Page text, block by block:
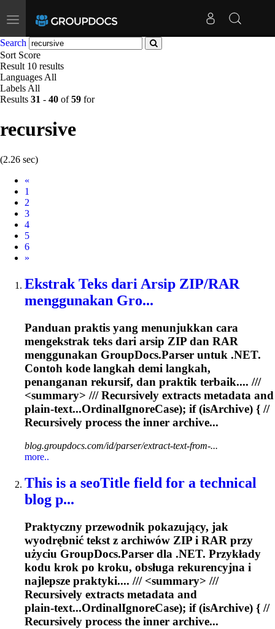
Toggle
navigation
Search
Sort Score
Result 10 results
Languages All
Labels All
Results 31 - 40 of59 for
recursive
(2.26 sec)
«
1
2
3
4
5
6
Next
»
Ekstrak Teks dari Arsip ZIP/RAR
menggunakan Gro...
Panduan praktis yang menunjukkan cara
mengekstrak teks dari arsip ZIP dan RAR
menggunakan GroupDocs.Parser untuk .NET.
Contoh kode langkah demi langkah,
penanganan rekursif, dan praktik terbaik.... ///
<summary> ///Recursively extracts metadata and
plain‑text...OrdinalIgnoreCase); if (isArchive) { //
Recursively process the inner archive...
blog.groupdocs.com/id/parser/extract-text-from-...
more..
This is a seoTitle field for a technical
blog p...
Praktyczny przewodnik pokazujący, jak
wyodrębnić tekst z archiwów ZIP i RAR przy
użyciu GroupDocs.Parser dla .NET. Przykłady
kodu krok po kroku, obsługa rekurencyjna i
najlepsze praktyki.... /// <summary> ///
Recursively extracts metadata and
plain‑text...OrdinalIgnoreCase); if (isArchive) { //
Recursively process the inner archive...